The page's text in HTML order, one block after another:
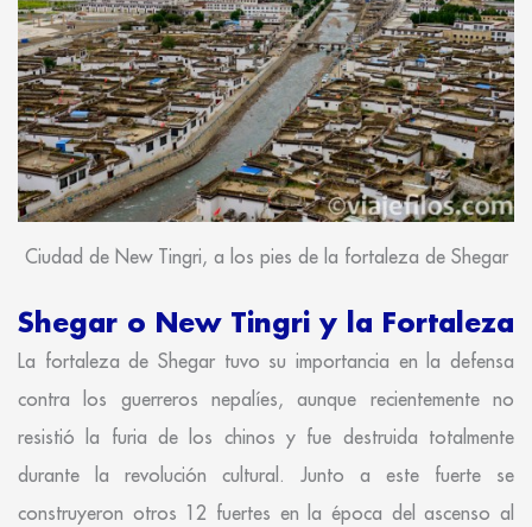
Ciudad de New Tingri, a los pies de la fortaleza de Shegar
Shegar o New Tingri y la Fortaleza
La fortaleza de Shegar tuvo su importancia en la defensa
contra los guerreros nepalíes, aunque recientemente no
resistió la furia de los chinos y fue destruida totalmente
durante la revolución cultural. Junto a este fuerte se
construyeron otros 12 fuertes en la época del ascenso al